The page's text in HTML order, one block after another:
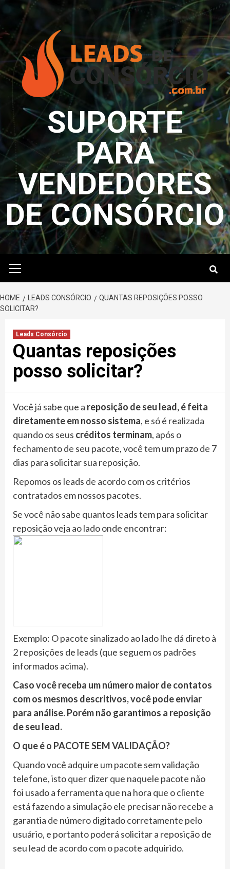
Skip
content
SUPORTE
PARA
VENDEDORES
DE CONSÓRCIO
Menu
HOME LEADS CONSÓRCIO
QUANTAS REPOSIÇÕES POSSO
SOLICITAR?
Leads Consórcio
Quantas reposições
posso solicitar?
Você já sabe que a reposição de seu lead, é feita
diretamente em nosso sistema, e só é realizada
quando os seus créditos terminam, após o
fechamento de seu pacote, você tem um prazo de 7
dias para solicitar sua reposição.
Repomos os leads de acordo com os critérios
contratados em nossos pacotes.
Se você não sabe quantos leads tem para solicitar
reposição veja ao lado onde encontrar:
Exemplo: O pacote sinalizado ao lado lhe dá direto à
2 reposições de leads (que seguem os padrões
informados acima).
Caso você receba um número maior de contatos
com os mesmos descritivos, você pode enviar
para análise. Porém não garantimos a reposição
de seu lead.
O que é o PACOTE SEM VALIDAÇÃO?
Quando você adquire um pacote sem validação
telefone, isto quer dizer que naquele pacote não
foi usado a ferramenta que na hora que o cliente
está fazendo a simulação ele precisar não recebe a
garantia de número digitado corretamente pelo
usuário, e portanto poderá solicitar a reposição de
seu lead de acordo com o pacote adquirido.